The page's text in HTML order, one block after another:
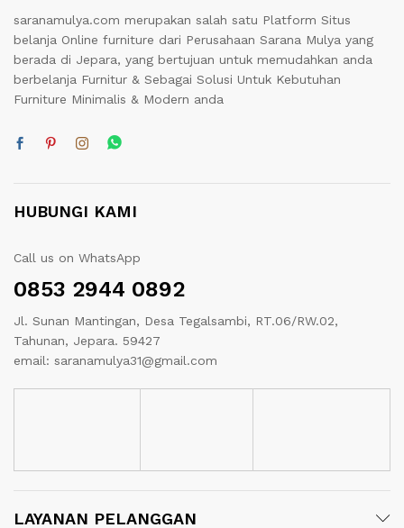
saranamulya.com merupakan salah satu Platform Situs
belanja Online furniture dari Perusahaan Sarana Mulya yang
berada di Jepara, yang bertujuan untuk memudahkan anda
berbelanja Furnitur & Sebagai Solusi Untuk Kebutuhan
Furniture Minimalis & Modern anda
HUBUNGI KAMI
Call us on WhatsApp
0853 2944 0892
Jl. Sunan Mantingan, Desa Tegalsambi, RT.06/RW.02,
Tahunan, Jepara. 59427
email: saranamulya31@gmail.com
LAYANAN PELANGGAN